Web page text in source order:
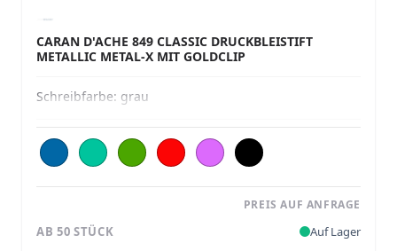
CARAN D'ACHE 849 CLASSIC DRUCKBLEISTIFT
METALLIC METAL-X MIT GOLDCLIP
Schreibfarbe: grau
PREIS AUF ANFRAGE
AB 50 STÜCK Auf Lager